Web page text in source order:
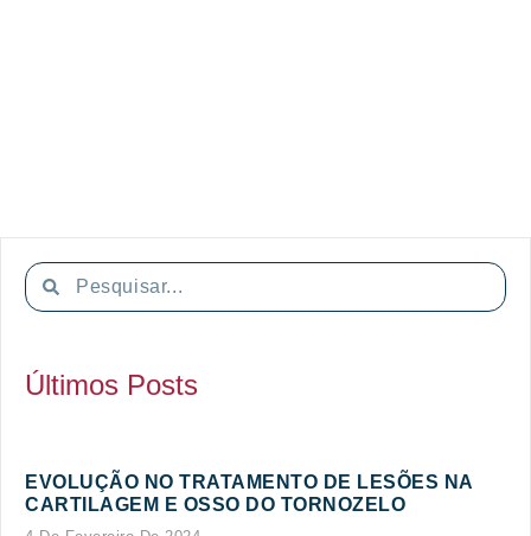
Últimos Posts
EVOLUÇÃO NO TRATAMENTO DE LESÕES NA
CARTILAGEM E OSSO DO TORNOZELO